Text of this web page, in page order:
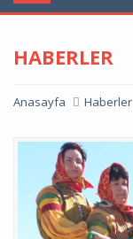
HABERLER
Anasayfa Haberler